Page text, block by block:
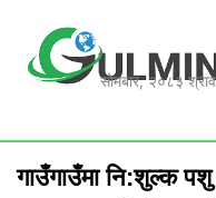
content
सोमबार, २०८३
गाउँगाउँमा नि:शुल्क पशु